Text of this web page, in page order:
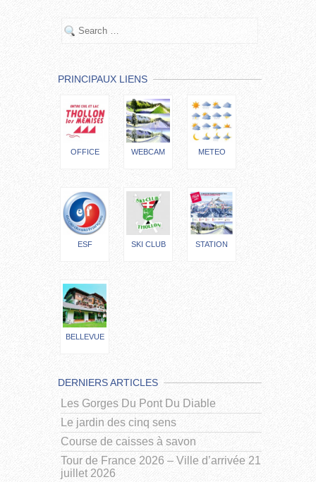
PRINCIPAUX LIENS
OFFICE WEBCAM METEO
ESF SKI CLUB STATION
BELLEVUE
DERNIERS ARTICLES
Les Gorges Du Pont Du Diable
Le jardin des cinq sens
Course de caisses à savon
Tour de France 2026 – Ville d’arrivée 21
juillet 2026